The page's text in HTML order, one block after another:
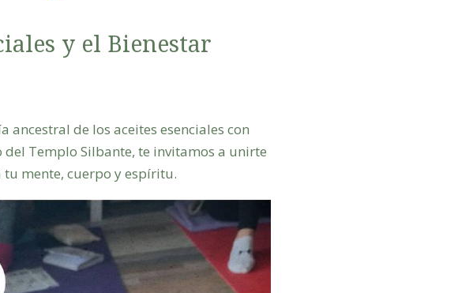
y el Bienestar
de los aceites esenciales con
Templo Silbante, te invitamos a unirte
mente, cuerpo y espíritu.